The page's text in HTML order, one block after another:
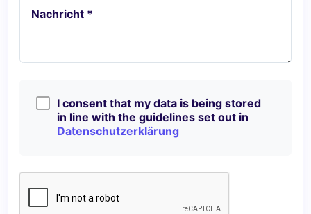
Nachricht *
I consent that my data is being stored
in line with the guidelines set out in
Datenschutzerklärung